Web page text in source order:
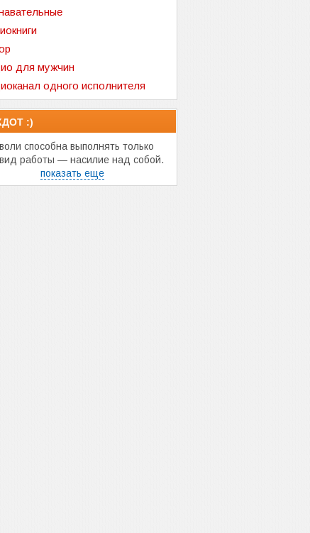
для мужчин
одного исполнителя
:)
способна выполнять только
работы — насилие над собой.
показать еще